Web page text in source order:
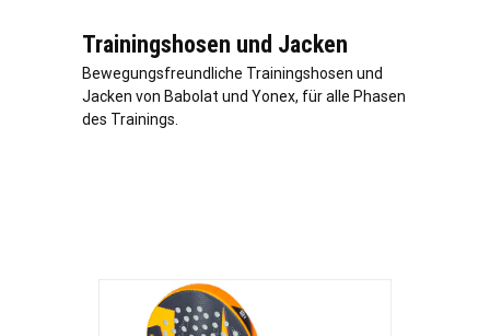
Trainingshosen und Jacken
Bewegungsfreundliche Trainingshosen und
Jacken von Babolat und Yonex, für alle Phasen
des Trainings.